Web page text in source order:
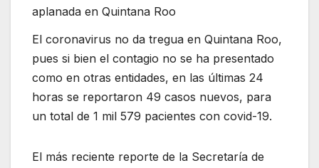
aplanada en Quintana Roo
El coronavirus no da tregua en Quintana Roo,
pues si bien el contagio no se ha presentado
como en otras entidades, en las últimas 24
horas se reportaron 49 casos nuevos, para
un total de 1 mil 579 pacientes con covid-19.
El más reciente reporte de la Secretaría de